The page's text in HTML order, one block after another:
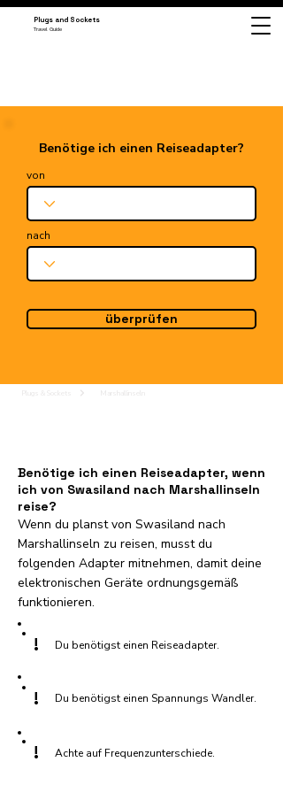
Plugs and Sockets
Travel Guide
Benötige ich einen Reiseadapter?
von
nach
überprüfen
Benötige ich einen Reiseadapter, wenn
ich von Swasiland nach Marshallinseln
reise?
Wenn du planst von Swasiland nach
Marshallinseln zu reisen, musst du
folgenden Adapter mitnehmen, damit deine
elektronischen Geräte ordnungsgemäß
funktionieren.
! Du benötigst einen Reiseadapter.
! Du benötigst einen Spannungs Wandler.
! Achte auf Frequenzunterschiede.